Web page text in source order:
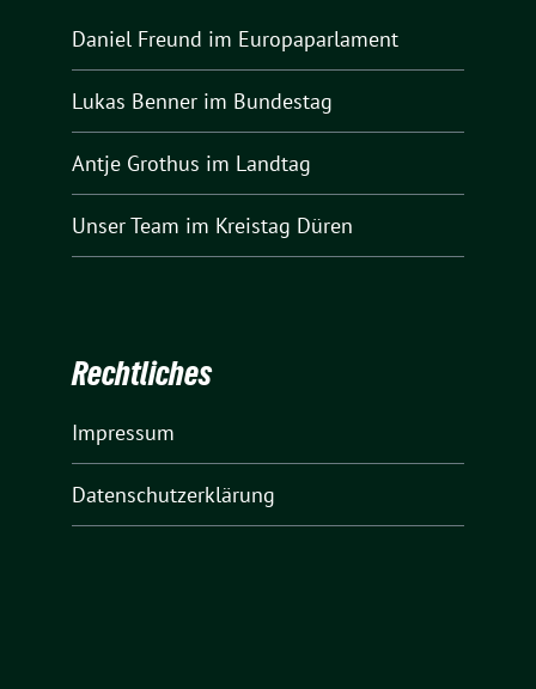
Daniel Freund im Europaparlament
Lukas Benner im Bundestag
Antje Grothus im Landtag
Unser Team im Kreistag Düren
Rechtliches
Impressum
Datenschutzerklärung